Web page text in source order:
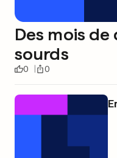
Des mois
sourds
0 0